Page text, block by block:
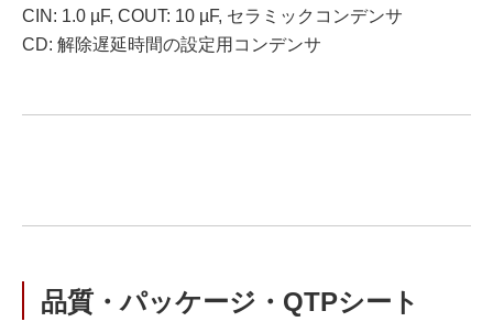
CIN: 1.0 µF, COUT: 10 µF, セラミックコンデンサ
CD: 解除遅延時間の設定用コンデンサ
品質・パッケージ・QTPシート